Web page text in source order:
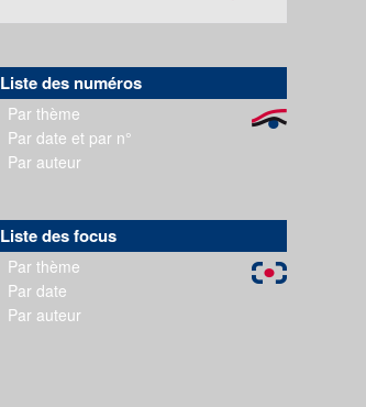
Liste des numéros
Par thème
Par date et par n°
Par auteur
Liste des focus
Par thème
Par date
Par auteur